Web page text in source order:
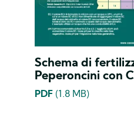
Schema di
Peperoncini con
PDF (1.8 MB)